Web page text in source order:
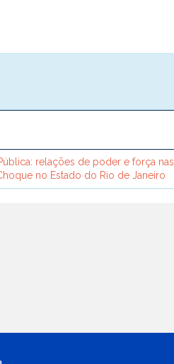
relações de poder e força nas
no Estado do Rio de Janeiro